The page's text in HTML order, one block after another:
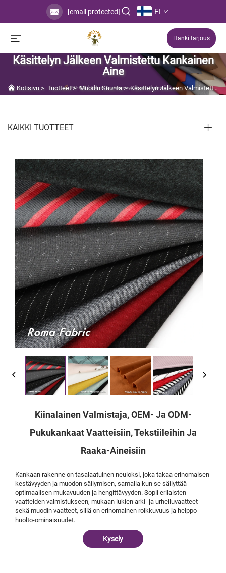
[email protected] FI
Hanki tarjous
Käsittelyn Jälkeen Valmistettu Kankainen
Aine
Kotisivu > Tuotteet>Muodin Suunta>Käsittelyn Jälkeen Valmistettu Kankainen Aine
KAIKKI TUOTTEET
Kiinalainen Valmistaja, OEM- Ja ODM-
Pukukankaat Vaatteisiin, Tekstiileihin Ja
Raaka-Aineisiin
Kankaan rakenne on tasalaatuinen neuloksi, joka takaa erinomaisen
kestävyyden ja muodon säilymisen, samalla kun se säilyttää
optimaalisen mukavuuden ja hengittävyyden. Sopii erilaisten
vaatteiden valmistukseen, mukaan lukien arki- ja urheiluvaatteet
sekä muodin vaatteet, sillä on erinomainen roikkuvuus ja helppo
huolto-ominaisuudet.
Kysely